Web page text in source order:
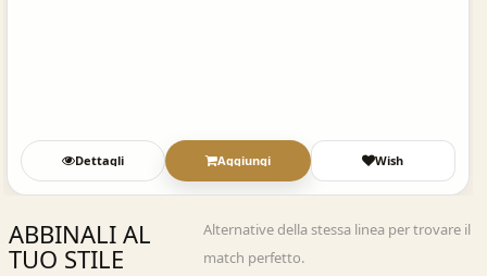
Dettagli Aggiungi Wish
ABBINALI AL
TUO STILE
Alternative della stessa linea per trovare il
match perfetto.
Acquisto Veloce